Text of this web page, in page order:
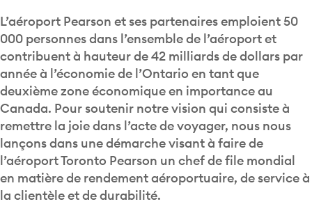
L’aéroport Pearson et ses partenaires emploient 50
000 personnes dans l’ensemble de l’aéroport et
contribuent à hauteur de 42 milliards de dollars par
année à l’économie de l’Ontario en tant que
deuxième zone économique en importance au
Canada. Pour soutenir notre vision qui consiste à
remettre la joie dans l’acte de voyager, nous nous
lançons dans une démarche visant à faire de
l’aéroport Toronto Pearson un chef de file mondial
en matière de rendement aéroportuaire, de service à
la clientèle et de durabilité.